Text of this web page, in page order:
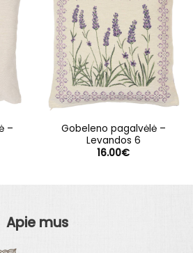
–
Gobeleno pagalvėlė –
Levandos 6
16.00€
Apie mus